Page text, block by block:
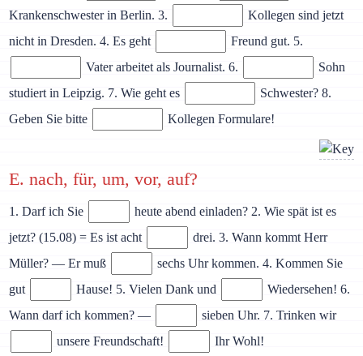
Krankenschwester in Berlin. 3.
Kollegen sind jetzt
nicht in Dresden. 4. Es geht
Freund gut. 5.
Vater arbeitet als Journalist. 6.
Sohn
studiert in Leipzig. 7. Wie geht es
Schwester? 8.
Geben Sie bitte
Kollegen Formulare!
E. nach, für, um, vor, auf?
1. Darf ich Sie
heute abend einladen? 2. Wie spät ist es
jetzt? (15.08) = Es ist acht
drei. 3. Wann kommt Herr
Müller? — Er muß
sechs Uhr kommen. 4. Kommen Sie
gut
Hause! 5. Vielen Dank und
Wiedersehen! 6.
Wann darf ich kommen? —
sieben Uhr. 7. Trinken wir
unsere Freundschaft!
Ihr Wohl!